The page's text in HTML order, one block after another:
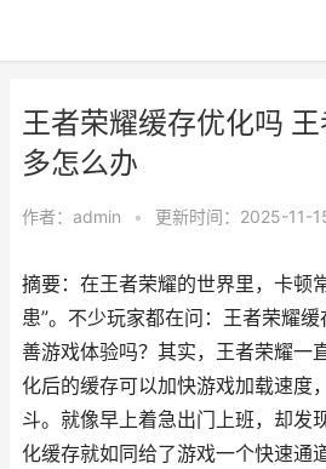
王者荣耀缓存优化吗
多怎么办
作者： admin • 更新时间：2025-11-
摘要：在王者荣耀的世界里，卡顿
患”。不少玩家都在问：王者荣耀
善游戏体验吗？其实，王者荣耀一
化后的缓存可以加快游戏加载速度
斗。就像早上着急出门上班，却发
化缓存就如同给了游戏一个快速通